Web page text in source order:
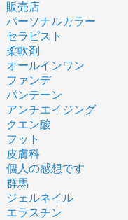
販売店
パーソナルカラー
セラピスト
柔軟剤
オールインワン
ファンデ
パンテーン
アンチエイジング
クエン酸
フット
皮膚科
個人の感想です
群馬
ジェルネイル
エラスチン